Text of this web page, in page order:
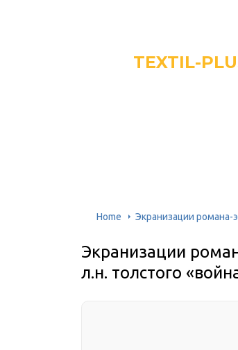
TEXTIL-
Home Экранизации романа-
Экранизации
л.н. толстого